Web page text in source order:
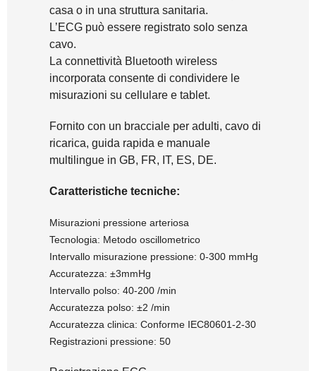
casa o in una struttura sanitaria.
L’ECG può essere registrato solo senza
cavo.
La connettività Bluetooth wireless
incorporata consente di condividere le
misurazioni su cellulare e tablet.
Fornito con un bracciale per adulti, cavo di
ricarica, guida rapida e manuale
multilingue in GB, FR, IT, ES, DE.
Caratteristiche tecniche:
Misurazioni pressione arteriosa
Tecnologia: Metodo oscillometrico
Intervallo misurazione pressione: 0-300 mmHg
Accuratezza: ±3mmHg
Intervallo polso: 40-200 /min
Accuratezza polso: ±2 /min
Accuratezza clinica: Conforme IEC80601-2-30
Registrazioni pressione: 50